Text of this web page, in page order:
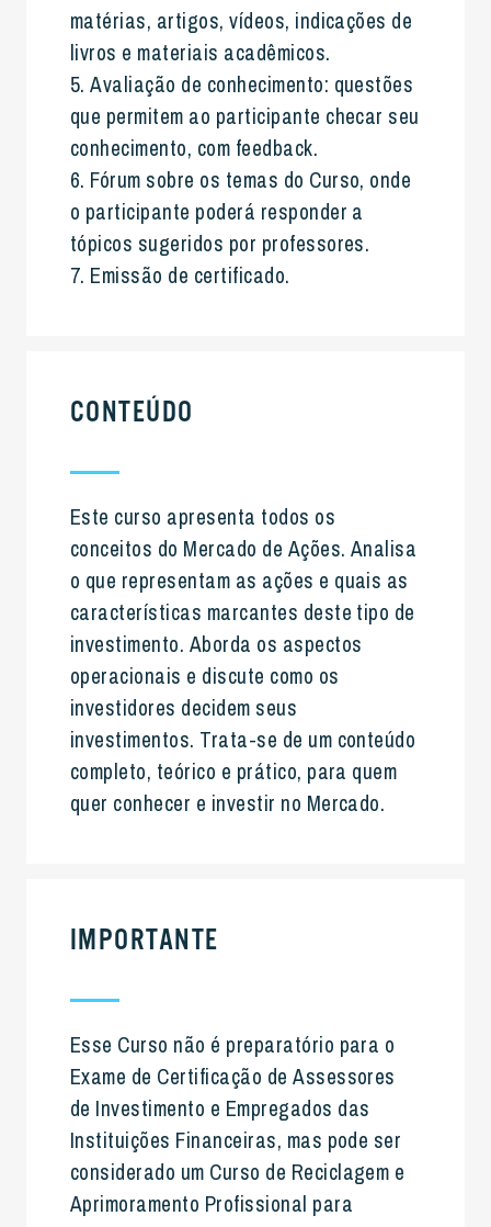
matérias, artigos, vídeos, indicações de
livros e materiais acadêmicos.
5. Avaliação de conhecimento: questões
que permitem ao participante checar seu
conhecimento, com feedback.
6. Fórum sobre os temas do Curso, onde
o participante poderá responder a
tópicos sugeridos por professores.
7. Emissão de certificado.
CONTEÚDO
Este curso apresenta todos os
conceitos do Mercado de Ações. Analisa
o que representam as ações e quais as
características marcantes deste tipo de
investimento. Aborda os aspectos
operacionais e discute como os
investidores decidem seus
investimentos. Trata-se de um conteúdo
completo, teórico e prático, para quem
quer conhecer e investir no Mercado.
IMPORTANTE
Esse Curso não é preparatório para o
Exame de Certificação de Assessores
de Investimento e Empregados das
Instituições Financeiras, mas pode ser
considerado um Curso de Reciclagem e
Aprimoramento Profissional para